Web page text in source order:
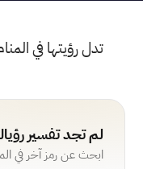
تدل رؤيتها في
لم تجد تفسير
ابحث عن رمز آخر في